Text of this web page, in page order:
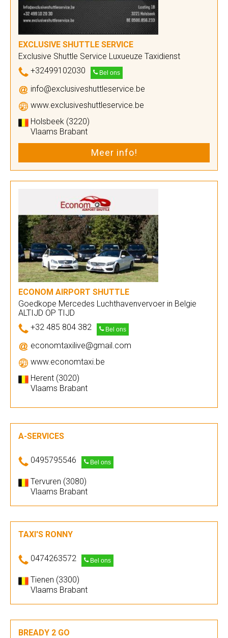
EXCLUSIVE SHUTTLE SERVICE
Exclusive Shuttle Service Luxueuze Taxidienst
+32499102030
Bel ons
info@exclusiveshuttleservice.be
www.exclusiveshuttleservice.be
Holsbeek (3220)
Vlaams Brabant
Meer info!
ECONOM AIRPORT SHUTTLE
Goedkope Mercedes Luchthavenvervoer in Belgie
ALTIJD OP TIJD
+32 485 804 382
Bel ons
economtaxilive@gmail.com
www.economtaxi.be
Herent (3020)
Vlaams Brabant
A-SERVICES
0495795546 Bel ons
Tervuren (3080)
Vlaams Brabant
TAXI'S RONNY
0474263572 Bel ons
Tienen (3300)
Vlaams Brabant
BREADY 2 GO